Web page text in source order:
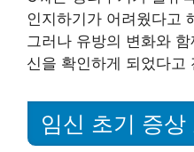
인지하기가 어려웠다고
그러나 유방의 변화와
신을 확인하게 되었다고
임신 초기 증상